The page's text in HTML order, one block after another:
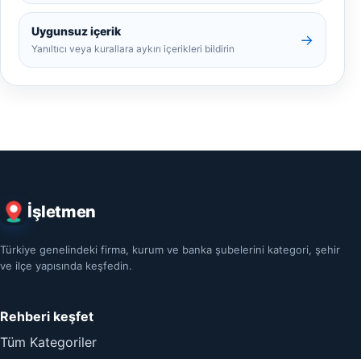
Uygunsuz içerik
Yanıltıcı veya kurallara aykırı içerikleri bildirin
→
İşletmen
Türkiye genelindeki firma, kurum ve banka şubelerini kategori, şehir
ve ilçe yapısında keşfedin.
Rehberi keşfet
Tüm Kategoriler